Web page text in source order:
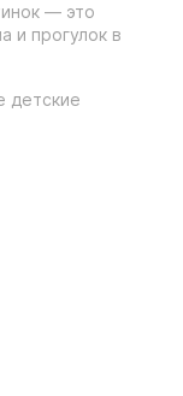
— это
и прогулок в
детские